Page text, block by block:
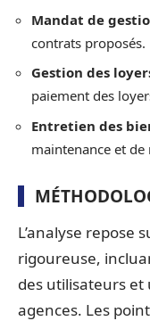
Mandat de
contrats proposés.
Gestion des
paiement des
Entretien des
maintenance et de
L’analyse repose
rigoureuse,
des utilisateurs
agences. Les